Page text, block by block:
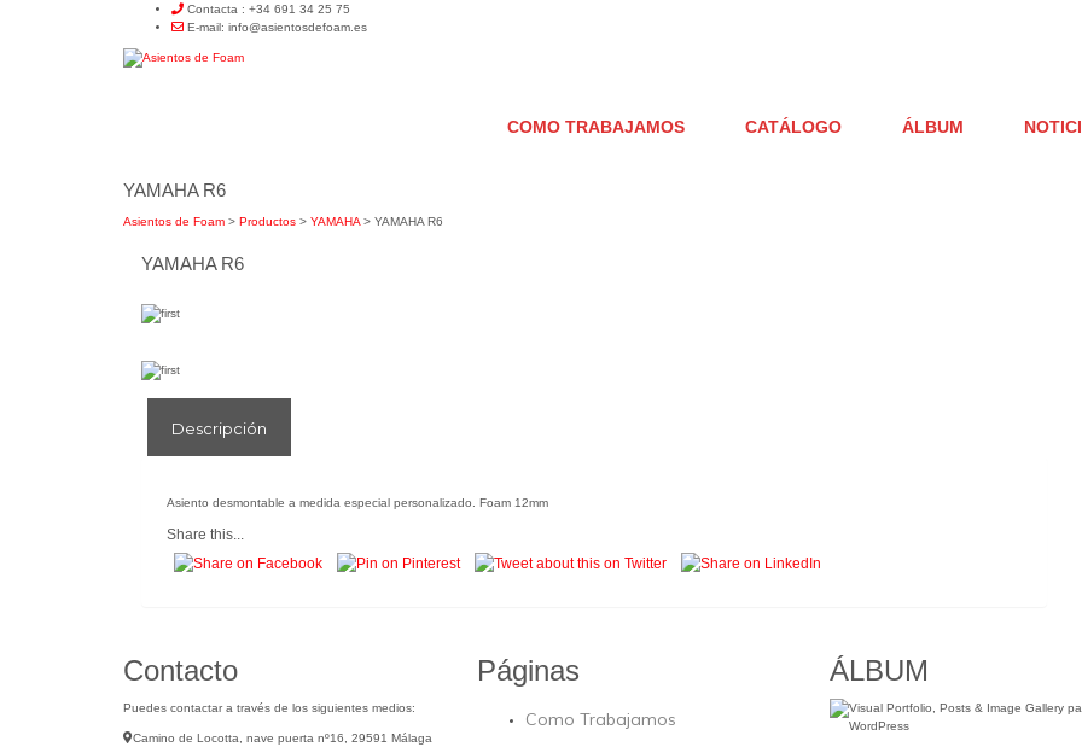
Contacta : +34 691 34 25 75
E-mail: info@asientosdefoam.es
COMO TRABAJAMOS CATÁLOGO ÁLBUM
YAMAHA R6
Asientos de Foam > Productos > YAMAHA > YAMAHA R6
YAMAHA R6
Descripción
Asiento desmontable a medida especial personalizado. Foam 12mm
Share this...
Contacto
Puedes contactar a través de los siguientes medios:
Camino de Locotta, nave puerta nº16, 29591 Málaga
Páginas
Como Trabajamos
ÁLBUM